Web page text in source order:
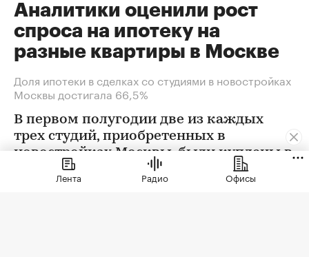
Аналитики оценили рост
спроса на ипотеку на
разные квартиры в Москве
Доля ипотеки в сделках со студиями в новостройках
Москвы достигала 66,5%
В первом полугодии две из каждых
трех студий, приобретенных в
новостройках Москвы, были куплены в
ипотеку. В сегменте трешек ипотечных
сделок менее половины, а среди
Лента Радио Офисы